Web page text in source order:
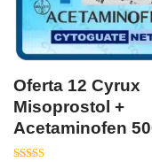
Oferta 12 Cyrux
Misoprostol +
Acetaminofen